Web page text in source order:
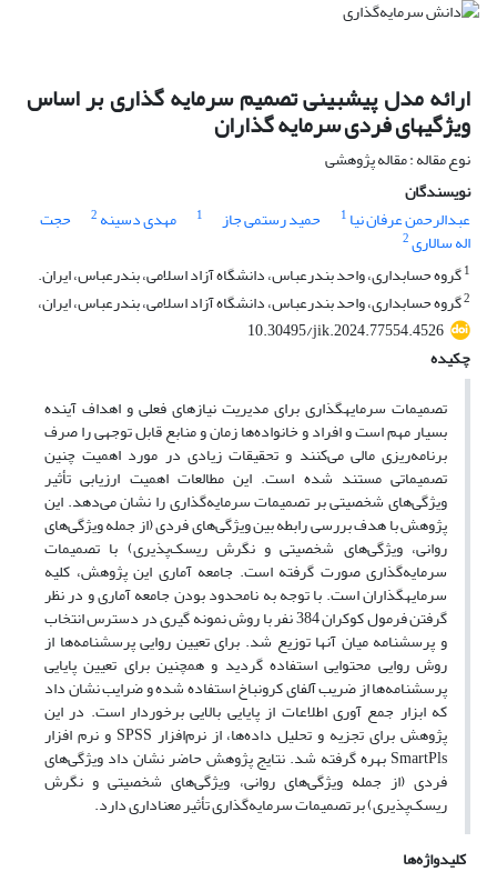
ارائه مدل پیش‏بینی تصمیم سرمایه‏ گذاری بر اساس
ویژگی‏های فردی سرمایه ‏گذاران
نوع مقاله : مقاله پژوهشی
نویسندگان
عبدالرحمن عرفان نیا 1 حمید رستمی جاز 1 مهدی دسینه 2 حجت
اله سالاری2
1گروه حسابداری، واحد بندرعباس، دانشگاه آزاد اسلامی، بندرعباس، ایران.
2گروه حسابداری، واحد بندرعباس، دانشگاه آزاد اسلامی، بندرعباس، ایران،
10.30495/jik.2024.77554.4526
چکیده
تصمیمات سرمایه‏گذاری برای مدیریت نیازهای فعلی و اهداف آینده
بسیار مهم است و افراد و خانواده‌ها زمان و منابع قابل توجهی را صرف
برنامه‌ریزی مالی می‌کنند و تحقیقات زیادی در مورد اهمیت چنین
تصمیماتی مستند شده است. این مطالعات اهمیت ارزیابی تأثیر
ویژگی‌های شخصیتی بر تصمیمات سرمایه‌گذاری را نشان می‌دهد. این
پژوهش با هدف بررسی رابطه بین ویژگی‌های فردی (از جمله ویژگی‌های
روانی، ویژگی‌های شخصیتی و نگرش ریسک‌پذیری) با تصمیمات
سرمایه‌گذاری صورت گرفته است. جامعه آماری این پژوهش، کلیه
سرمایه‏گذاران است. با توجه به نامحدود بودن جامعه آماری و در نظر
گرفتن فرمول کوکران 384 نفر با روش نمونه گیری در دسترس انتخاب
و پرسشنامه میان آنها توزیع شد. برای تعیین روایی پرسشنامه‌ها از
روش روایی محتوایی استفاده گردید و همچنین برای تعیین پایایی
پرسشنامه‌ها از ضریب آلفای کرونباخ استفاده شده و ضرایب نشان داد
که ابزار جمع آوری اطلاعات از پایایی بالایی برخوردار است. در این
پژوهش برای تجزیه و تحلیل داده‌ها، از نرم‌افزار SPSS و نرم افزار
SmartPls بهره گرفته شد. نتایج پژوهش حاضر نشان داد ویژگی‌های
فردی (از جمله ویژگی‌های روانی، ویژگی‌های شخصیتی و نگرش
ریسک‌پذیری) بر تصمیمات سرمایه‌گذاری تأثیر معناداری دارد.
کلیدواژه‌ها